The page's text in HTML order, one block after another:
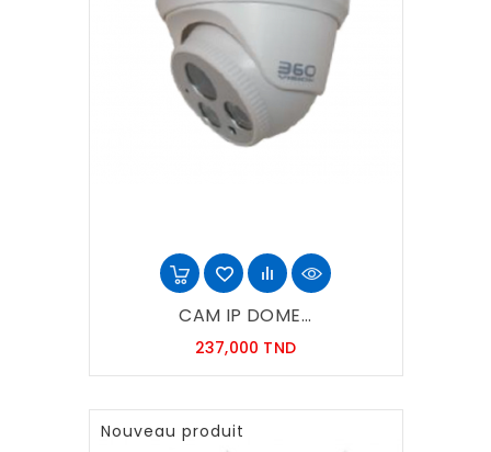
CAM IP DOME...
237,000 TNDPrix
Nouveau produit